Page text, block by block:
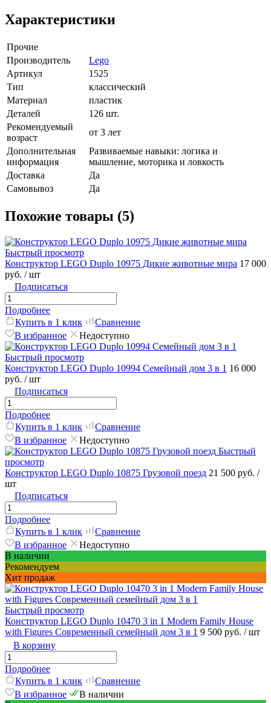
Характеристики
Прочие
Производитель
Lego
Артикул
1525
Тип
классический
Материал
пластик
Деталей
126 шт.
Рекомендуемый
возраст
от 3 лет
Дополнительная
информация
Развиваемые навыки: логика и
мышление, моторика и ловкость
Доставка
Да
Самовывоз
Да
Похожие товары (5)
Быстрый просмотр
Конструктор LEGO Duplo 10975 Дикие животные мира 17 000
руб. / шт
Подписаться
Подробнее
Купить в 1 клик
Сравнение
В избранное
Недоступно
Быстрый просмотр
Конструктор LEGO Duplo 10994 Семейный дом 3 в 1 16 000
руб. / шт
Подписаться
Подробнее
Купить в 1 клик
Сравнение
В избранное
Недоступно
Быстрый
просмотр
Конструктор LEGO Duplo 10875 Грузовой поезд 21 500 руб. /
шт
Подписаться
Подробнее
Купить в 1 клик
Сравнение
В избранное
Недоступно
В наличии
Рекомендуем
Хит продаж
Быстрый просмотр
Конструктор LEGO Duplo 10470 3 in 1 Modern Family House
with Figures Современный семейный дом 3 в 1 9 500 руб. / шт
В корзину
Подробнее
Купить в 1 клик
Сравнение
В избранное
В наличии